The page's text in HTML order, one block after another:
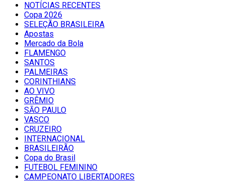
NOTÍCIAS RECENTES
Copa 2026
SELEÇÃO BRASILEIRA
Apostas
Mercado da Bola
FLAMENGO
SANTOS
PALMEIRAS
CORINTHIANS
AO VIVO
GRÊMIO
SĀO PAULO
VASCO
CRUZEIRO
INTERNACIONAL
BRASILEIRÃO
Copa do Brasil
FUTEBOL FEMININO
CAMPEONATO LIBERTADORES